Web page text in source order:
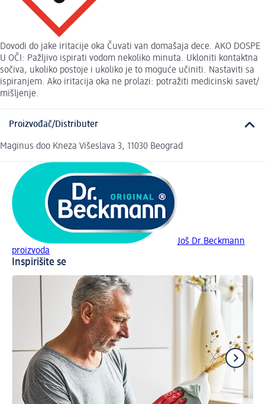
Dovodi do jake iritacije oka Čuvati van domašaja dece. AKO DOSPE
U OČI: Pažljivo ispirati vodom nekoliko minuta. Ukloniti kontaktna
sočiva, ukoliko postoje i ukoliko je to moguće učiniti. Nastaviti sa
ispiranjem. Ako iritacija oka ne prolazi: potražiti medicinski savet/
mišljenje.
Proizvođač/Distributer
Maginus doo Kneza Višeslava 3, 11030 Beograd
Još Dr.Beckmann
proizvoda
Inspirišite se